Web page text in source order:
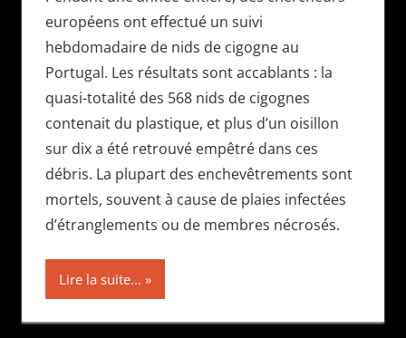
européens ont effectué un suivi
hebdomadaire de nids de cigogne au
Portugal. Les résultats sont accablants : la
quasi-totalité des 568 nids de cigognes
contenait du plastique, et plus d’un oisillon
sur dix a été retrouvé empêtré dans ces
débris. La plupart des enchevêtrements sont
mortels, souvent à cause de plaies infectées
d’étranglements ou de membres nécrosés.
Lire la suite...